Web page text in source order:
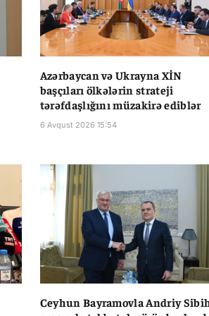
Azərbaycan və Ukrayna XİN
başçıları ölkələrin strateji
tərəfdaşlığını müzakirə ediblər
6 Avqust 2026 15:54
Ceyhun Bayramovla Andriy